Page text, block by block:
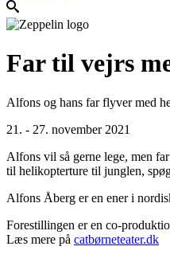
Far til vejrs
Alfons og hans far flyver med
21. - 27. november 2021
Alfons vil så gerne lege, men
til helikopterture til junglen,
Alfons Åberg er en ener i
Forestillingen er en co-
Læs mere på catbørneteater.dk